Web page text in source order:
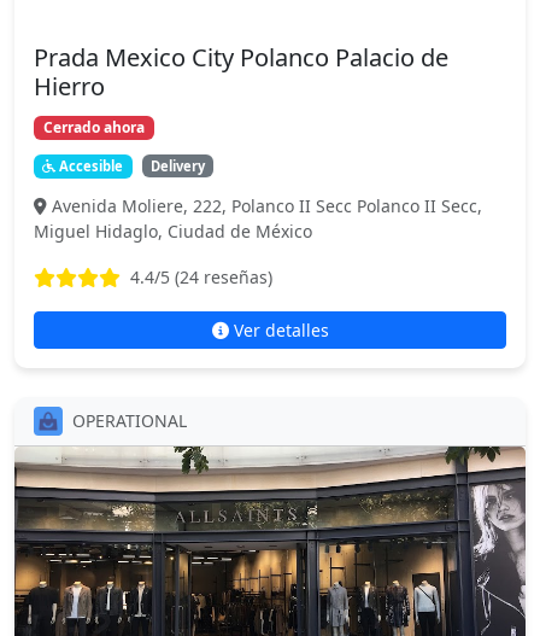
Prada Mexico City Polanco Palacio de
Hierro
Cerrado ahora
Accesible Delivery
Avenida Moliere, 222, Polanco II Secc Polanco II Secc,
Miguel Hidaglo, Ciudad de México
4.4/5 (24 reseñas)
Ver detalles
OPERATIONAL